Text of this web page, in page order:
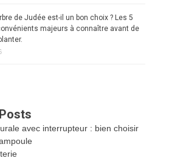
de Judée est-il un bon choix ? Les 5
majeurs à connaître avant de
avec interrupteur : bien choisir